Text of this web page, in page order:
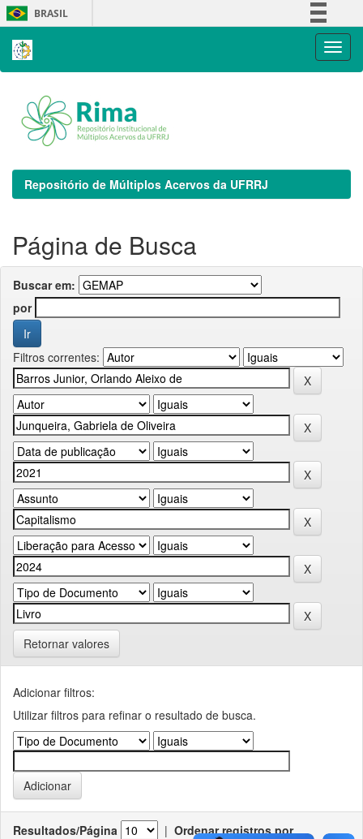
Skip
navigation
BRASIL
Repositório de Múltiplos Acervos da UFRRJ
Página de Busca
Buscar em:
por
Filtros correntes:
Retornar valores
Adicionar filtros:
Utilizar filtros para refinar o resultado de busca.
Resultados/Página | Ordenar registros por